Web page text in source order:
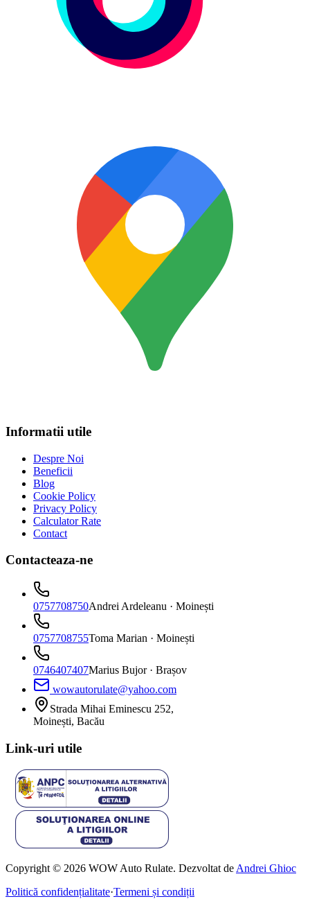
Informatii utile
Despre Noi
Beneficii
Blog
Cookie Policy
Privacy Policy
Calculator Rate
Contact
Contacteaza-ne
0757708750Andrei Ardeleanu · Moinești
0757708755Toma Marian · Moinești
0746407407Marius Bujor · Brașov
wowautorulate@yahoo.com
Strada Mihai Eminescu 252,
Moinești, Bacău
Link-uri utile
Copyright © 2026 WOW Auto Rulate. Dezvoltat de Andrei Ghioc
Politică confidențialitate·Termeni și condiții